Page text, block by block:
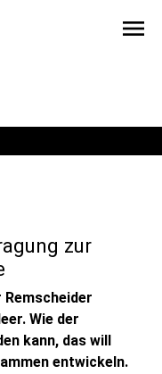
menu
zur
Wie der
kann, das will
entwickeln.